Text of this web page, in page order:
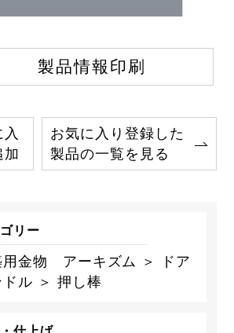
製品情報印刷
加
お気に入り登録した
製品の一覧を見る
リー
用金物 アーキズム ＞ ドア
ドル ＞ 押し棒